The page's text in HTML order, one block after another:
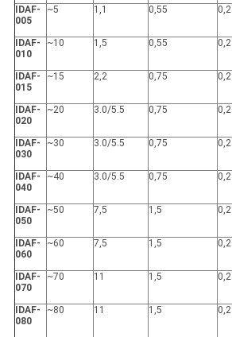
IDAF-
005
~5 1,1 0,55 0,2
IDAF-
010
~10 1,5 0,55 0,2
IDAF-
015
~15 2,2 0,75 0,2
IDAF-
020
~20 3.0/5.5 0,75 0,2
IDAF-
030
~30 3.0/5.5 0,75 0,2
IDAF-
040
~40 3.0/5.5 0,75 0,2
IDAF-
050
~50 7,5 1,5 0,2
IDAF-
060
~60 7,5 1,5 0,2
IDAF-
070
~70 11 1,5 0,2
IDAF-
080
~80 11 1,5 0,2